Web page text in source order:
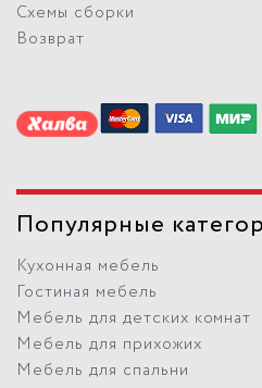
Схемы сборки
Возврат
Популярные
Кухонная мебель
Гостиная мебель
Мебель для детских комнат
Мебель для прихожих
Мебель для спальни